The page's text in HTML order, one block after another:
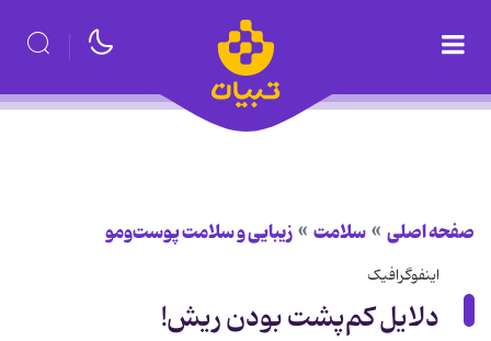
صفحه اصلی سلامت زیبایی و سلامت پوست‌ومو
اینفوگرافیک
دلایل کم‌پشت بودن ریش!